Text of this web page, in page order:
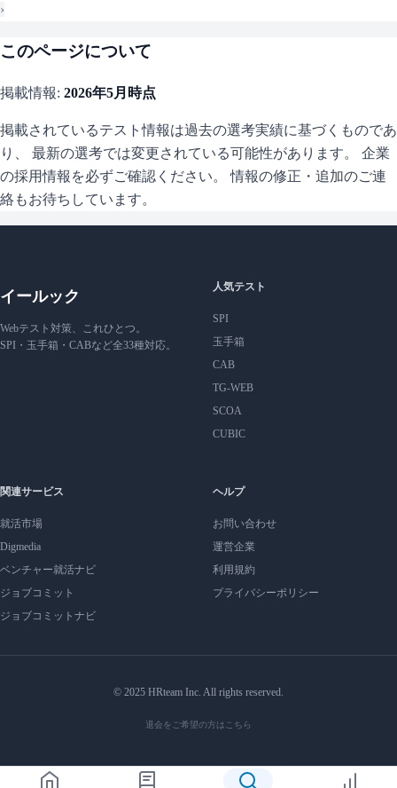
›
このページについて
掲載情報: 2026年5月 時点
掲載されているテスト情報は過去の選考実績に基づくものであ
り、 最新の選考では変更されている可能性があります。 企業
の採用情報を必ずご確認ください。 情報の修正・追加のご連
絡もお待ちしています。
イールック
Webテスト対策、これひとつ。
SPI・玉手箱・CABなど全33種対応。
人気テスト
SPI
玉手箱
CAB
TG-WEB
SCOA
CUBIC
関連サービス
就活市場
Digmedia
ベンチャー就活ナビ
ジョブコミット
ジョブコミットナビ
ヘルプ
お問い合わせ
運営企業
利用規約
プライバシーポリシー
© 2025 HRteam Inc. All rights reserved.
退会をご希望の方はこちら